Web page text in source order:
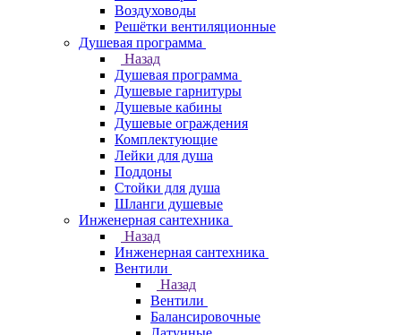
Воздуховоды
Решётки вентиляционные
Душевая программа
Назад
Душевая программа
Душевые гарнитуры
Душевые кабины
Душевые ограждения
Комплектующие
Лейки для душа
Поддоны
Стойки для душа
Шланги душевые
Инженерная сантехника
Назад
Инженерная сантехника
Вентили
Назад
Вентили
Балансировочные